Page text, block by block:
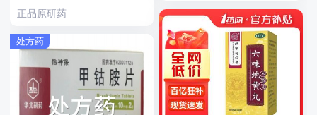
正品原研药
处方药